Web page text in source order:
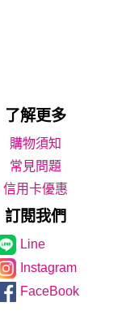
了解更多
購物須知
常見問題
信用卡優惠
訂閱我們
Line
Instagram
FaceBook